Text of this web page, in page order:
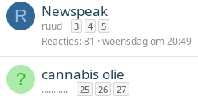
R Newspeak
ruud 3 4 5
Reacties 81 woensdag om 20:49
? cannabis olie
........... 25 26 27